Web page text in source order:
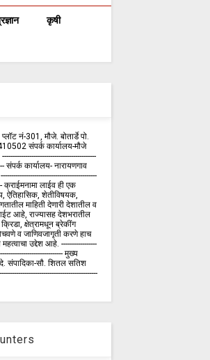
कृषी
नं-301, मौजे. बोतार्डे पो.
संपर्क कार्य‍ालय-मौजे
संपर्क कार्यालय- नारायणगाव
क्राईमनामा लाईव ही एक
ऐतिहासिक, शेतीविषयक,
माहिती देणारी देशातील व
आहे, राज्यासह देशभरातील
क्षेत्रामधून ब्रेकींग
व जाणिवजागृती करणे हाच
उद्देश आहे. -----------------
मुख्य
संपादिका-सौ. शितल सतिश